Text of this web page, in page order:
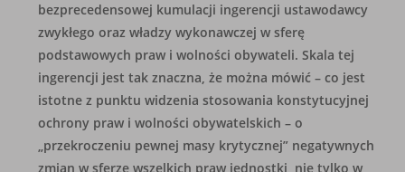
bezprecedensowej kumulacji ingerencji ustawodawcy
zwykłego oraz władzy wykonawczej w sferę
podstawowych praw i wolności obywateli. Skala tej
ingerencji jest tak znaczna, że można mówić – co jest
istotne z punktu widzenia stosowania konstytucyjnej
ochrony praw i wolności obywatelskich – o
„przekroczeniu pewnej masy krytycznej” negatywnych
zmian w sferze wszelkich praw jednostki, nie tylko w